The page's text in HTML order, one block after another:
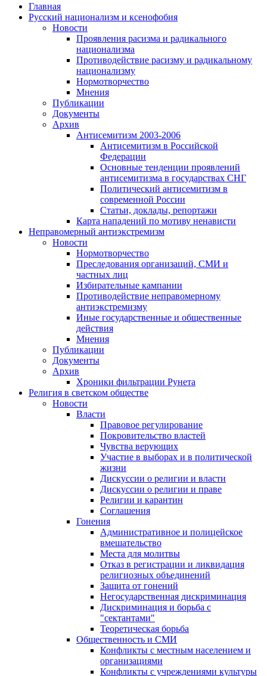
Главная
Русский национализм и ксенофобия
Новости
Проявления расизма и радикального
национализма
Противодействие расизму и радикальному
национализму
Нормотворчество
Мнения
Публикации
Документы
Архив
Антисемитизм 2003-2006
Антисемитизм в Российской
Федерации
Основные тенденции проявлений
антисемитизма в государствах СНГ
Политический антисемитизм в
современной России
Статьи, доклады, репортажи
Карта нападений по мотиву ненависти
Неправомерный антиэкстремизм
Новости
Нормотворчество
Преследования организаций, СМИ и
частных лиц
Избирательные кампании
Противодействие неправомерному
антиэкстремизму
Иные государственные и общественные
действия
Мнения
Публикации
Документы
Архив
Хроники фильтрации Рунета
Религия в светском обществе
Новости
Власти
Правовое регулирование
Покровительство властей
Чувства верующих
Участие в выборах и в политической
жизни
Дискуссии о религии и власти
Дискуссии о религии и праве
Религии и карантин
Соглашения
Гонения
Административное и полицейское
вмешательство
Места для молитвы
Отказ в регистрации и ликвидация
религиозных объединений
Защита от гонений
Негосударственная дискриминация
Дискриминация и борьба с
"сектантами"
Теоретическая борьба
Общественность и СМИ
Конфликты с местным населением и
организациями
Конфликты с учреждениями культуры